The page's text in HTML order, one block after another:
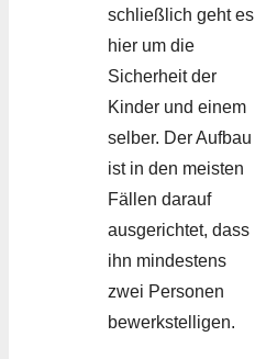
schließlich geht es
hier um die
Sicherheit der
Kinder und einem
selber. Der Aufbau
ist in den meisten
Fällen darauf
ausgerichtet, dass
ihn mindestens
zwei Personen
bewerkstelligen.